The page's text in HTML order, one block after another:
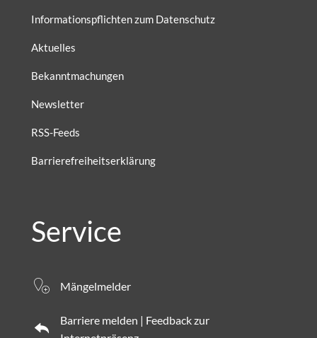
Informationspflichten zum Datenschutz
Aktuelles
Bekanntmachungen
Newsletter
RSS-Feeds
Barrierefreiheitserklärung
Service
Mängelmelder
Barriere melden | Feedback zur